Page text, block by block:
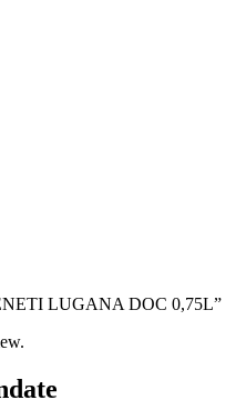
LUGANA DOC 0,75L”